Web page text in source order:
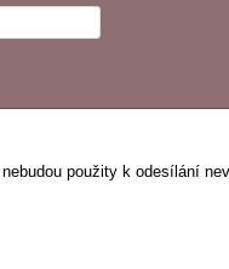
použity k odesílání